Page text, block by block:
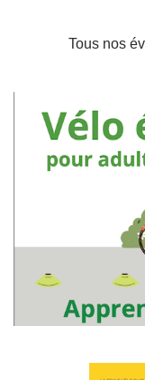
Tous nos